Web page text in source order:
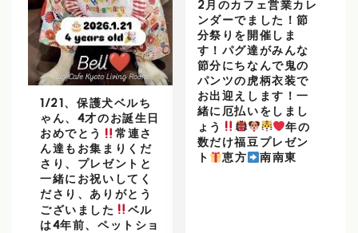
1/21、保護犬ベルち
ゃん、4才のお誕生日
おめでとう
常連さ
ん達もお集まりくだ
さり、プレゼントと
一緒にお祝いしてく
ださり、ありがとう
ございました
ベル
は4年前、ペットショ
2月のカフェ営業カレ
ンダーでました！節
分祭りを開催しま
す！パグ達がみんな
節分にちなんで鬼の
パンツの虎柄衣装で
お出迎えします！一
緒に厄払いをしまし
ょう
年の
数だけ福豆プレゼン
ト
恵方 南南東